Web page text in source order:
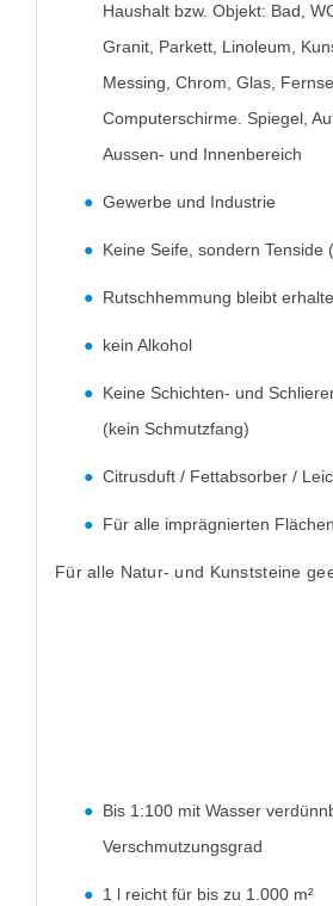
Haushalt bzw. Objekt: Bad,
Granit, Parkett, Linoleum,
Messing, Chrom, Glas,
Computerschirme. Spiegel,
Aussen- und Innenbereich
Gewerbe und Industrie
Keine Seife, sondern Tenside
Rutschhemmung bleibt
kein Alkohol
Keine Schichten- und
(kein Schmutzfang)
Citrusduft / Fettabsorber /
Für alle imprägnierten Flächen
Für alle Natur- und Kunststeine
Bis 1:100 mit Wasser
Verschmutzungsgrad
1 l reicht für bis zu 1.000 m²